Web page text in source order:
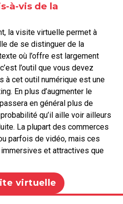
à-vis de la
la visite virtuelle permet à
de se distinguer de la
où l’offre est largement
l’outil que vous devez
à cet outil numérique est une
En plus d’augmenter le
en général plus de
qu’il aille voir ailleurs
La plupart des commerces
parfois de vidéo, mais ces
et attractives que
virtuelle